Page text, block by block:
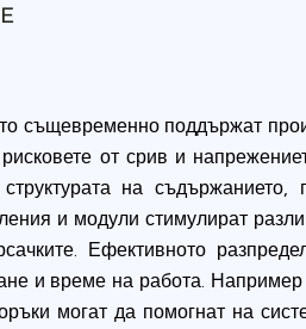
същевременно поддържат
от срив и
на
и модули стимулират
Ефективното
и време на работа.
могат да помогнат на